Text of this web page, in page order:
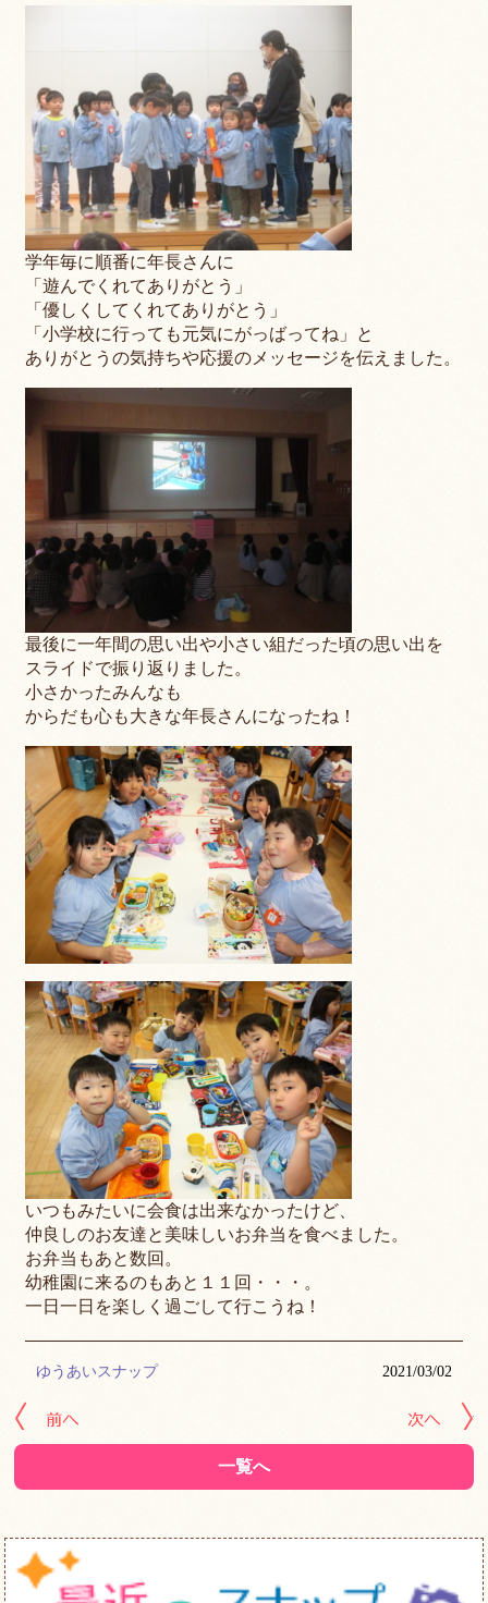
学年毎に順番に年長さんに
「遊んでくれてありがとう」
「優しくしてくれてありがとう」
「小学校に行っても元気にがっばってね」と
ありがとうの気持ちや応援のメッセージを伝えました。
最後に一年間の思い出や小さい組だった頃の思い出を
スライドで振り返りました。
小さかったみんなも
からだも心も大きな年長さんになったね！
いつもみたいに会食は出来なかったけど、
仲良しのお友達と美味しいお弁当を食べました。
お弁当もあと数回。
幼稚園に来るのもあと１１回・・・。
一日一日を楽しく過ごして行こうね！
ゆうあいスナップ 2021/03/02
一覧へ